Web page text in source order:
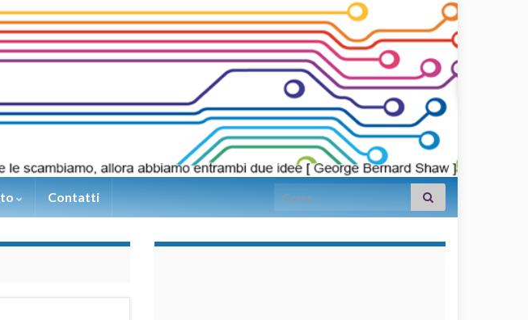
Contatti Search for: